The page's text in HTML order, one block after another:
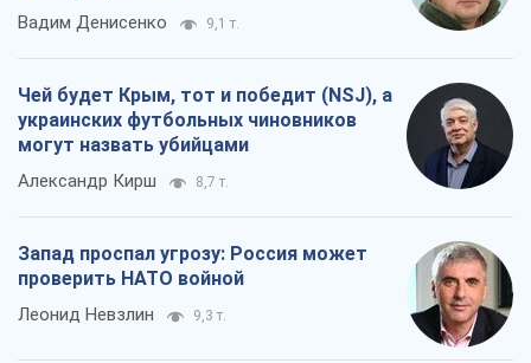
Вадим Денисенко 9,1 т.
Чей будет Крым, тот и победит (NSJ), а
украинских футбольных чиновников
могут назвать убийцами
Александр Кирш 8,7 т.
Запад проспал угрозу: Россия может
проверить НАТО войной
Леонид Невзлин 9,3 т.